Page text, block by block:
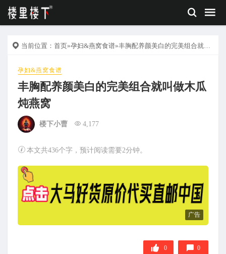
当前位置： 首页»孕妇&燕窝食谱»丰胸配养颜美白的完美组合就叫做木瓜炖燕窝
孕妇&燕窝食谱
丰胸配养颜美白的完美组合就叫做木瓜
炖燕窝
楼下小曹 4,177
本文共436个字，预计阅读需要2分钟。
广告
0 0